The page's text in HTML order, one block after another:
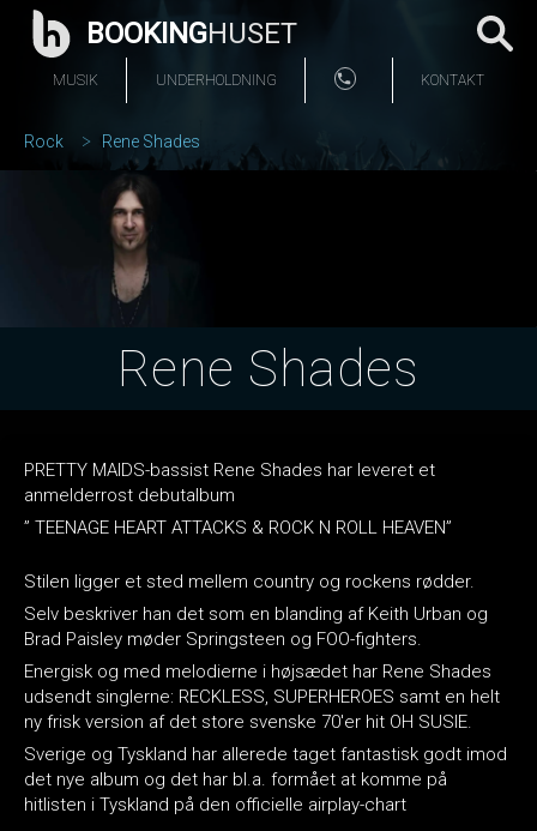
BOOKINGHUSET
MUSIK UNDERHOLDNING KONTAKT
Rock Rene Shades
Rene Shades
PRETTY MAIDS-bassist Rene Shades har leveret et
anmelderrost debutalbum
” TEENAGE HEART ATTACKS & ROCK N ROLL HEAVEN”
Stilen ligger et sted mellem country og rockens rødder.
Selv beskriver han det som en blanding af Keith Urban og
Brad Paisley møder Springsteen og FOO-fighters.
Energisk og med melodierne i højsædet har Rene Shades
udsendt singlerne: RECKLESS, SUPERHEROES samt en helt
ny frisk version af det store svenske 70'er hit OH SUSIE.
Sverige og Tyskland har allerede taget fantastisk godt imod
det nye album og det har bl.a. formået at komme på
hitlisten i Tyskland på den officielle airplay-chart